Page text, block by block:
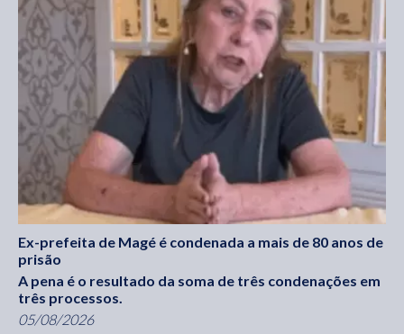
Ex-prefeita de Magé é condenada a mais de 80 anos de
prisão
A pena é o resultado da soma de três condenações em
três processos.
05/08/2026